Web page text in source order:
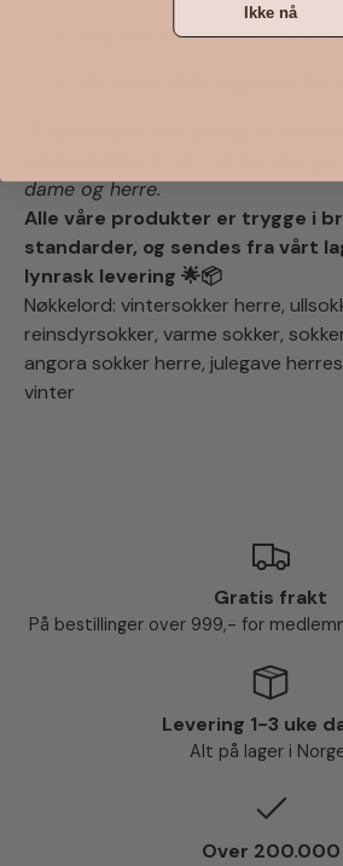
Velg mellom størrelsene 40-
dame og herre.
Alle våre produkter er trygge i
standarder, og sendes fra vårt
lynrask levering 🌟📦
Nøkkelord: vintersokker herre,
reinsdyrsokker, varme sokker,
angora sokker herre, julegave
vinter
Gratis frakt
På bestillinger over 999,- for
Levering 1-3 uke
Alt på lager i
Over 200.000
Ikke nå